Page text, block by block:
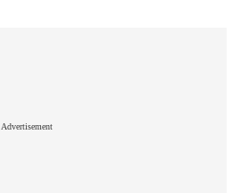
Advertisement